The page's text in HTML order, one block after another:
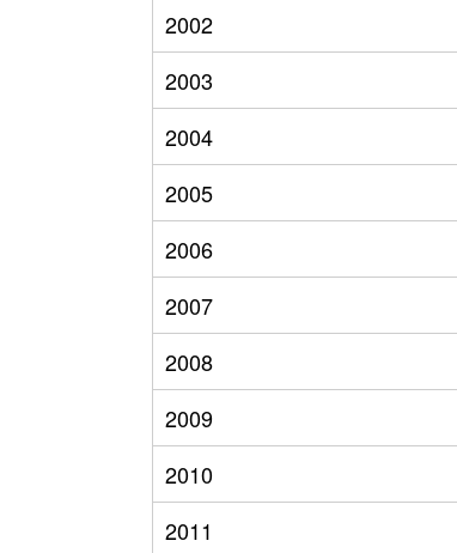
2002
2003
2004
2005
2006
2007
2008
2009
2010
2011